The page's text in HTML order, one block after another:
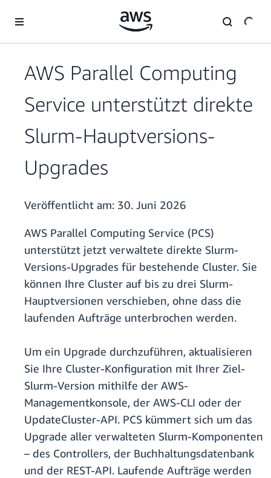
Überspringen zum Hauptinhalt
AWS Parallel Computing
Service unterstützt direkte
Slurm-Hauptversions-
Upgrades
Veröffentlicht am: 30. Juni 2026
AWS Parallel Computing Service (PCS)
unterstützt jetzt verwaltete direkte Slurm-
Versions-Upgrades für bestehende Cluster. Sie
können Ihre Cluster auf bis zu drei Slurm-
Hauptversionen verschieben, ohne dass die
laufenden Aufträge unterbrochen werden.
Um ein Upgrade durchzuführen, aktualisieren
Sie Ihre Cluster-Konfiguration mit Ihrer Ziel-
Slurm-Version mithilfe der AWS-
Managementkonsole, der AWS-CLI oder der
UpdateCluster-API. PCS kümmert sich um das
Upgrade aller verwalteten Slurm-Komponenten
– des Controllers, der Buchhaltungsdatenbank
und der REST-API. Laufende Aufträge werden